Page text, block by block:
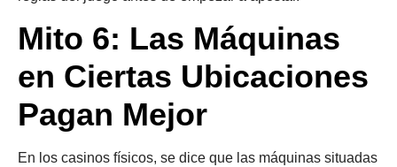
Mito 6: Las Máquinas
en Ciertas Ubicaciones
Pagan Mejor
En los casinos físicos, se dice que las máquinas situadas